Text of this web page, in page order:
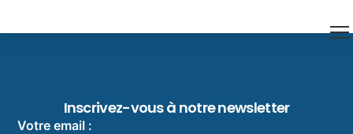
Inscrivez-vous à notre newsletter
Votre email :